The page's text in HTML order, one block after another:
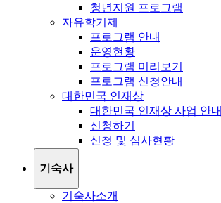
청년지원 프로그램
자유학기제
프로그램 안내
운영현황
프로그램 미리보기
프로그램 신청안내
대한민국 인재상
대한민국 인재상 사업 안내
신청하기
신청 및 심사현황
기숙사
기숙사소개